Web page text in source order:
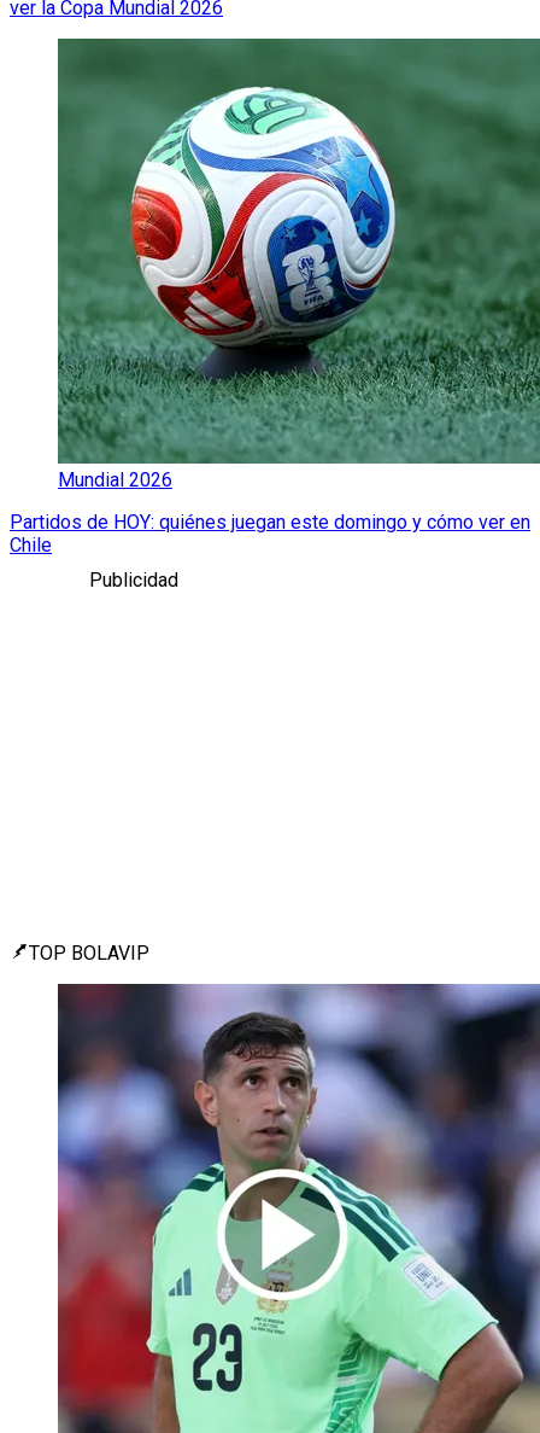
ver la Copa Mundial 2026
Mundial 2026
Partidos de HOY: quiénes juegan este domingo y cómo ver en
Chile
Publicidad
TOP BOLAVIP